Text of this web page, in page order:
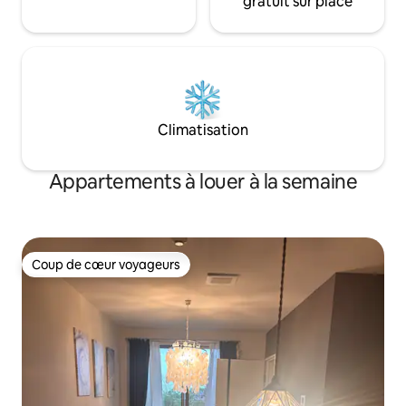
plus du lit, nous fournissons également
à manger aux hauts plafonds et à la
grande sensation d'espace ouvert. La
cuisine est entièrement équipée
d'appareils électroménagers et d'un
cuisine.
équipée
entourés par les
coquillages et la
maintenues
puissiez les
Pour que les
longtemps
tranquille
Climatisation
Appartements à louer à la semaine
Coup de cœur voyageurs
Coup de cœur voyageurs